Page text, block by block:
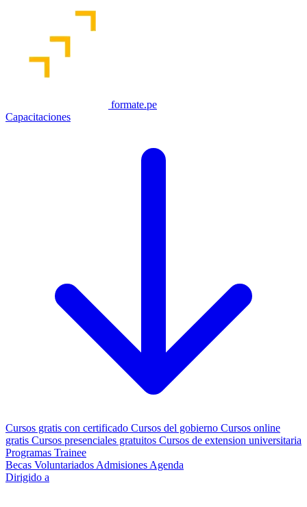
formate.pe
Capacitaciones
Cursos gratis con certificado Cursos del gobierno Cursos online
gratis Cursos presenciales gratuitos Cursos de extension universitaria
Programas Trainee
Becas Voluntariados Admisiones Agenda
Dirigido a